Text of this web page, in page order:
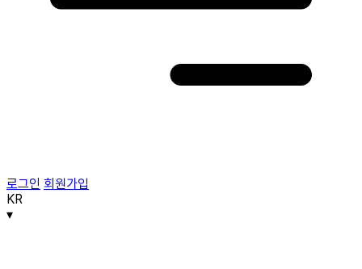
로그인 회원가입
KR
▾